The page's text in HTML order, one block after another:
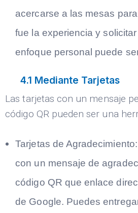
acercarse a las mesas
fue la experiencia y
enfoque personal puede
4.1 Mediante Tarjetas
Las tarjetas con un mensaje
código QR pueden ser una
Tarjetas de Agradecimiento:
con un mensaje de
código QR que enlace
de Google. Puedes